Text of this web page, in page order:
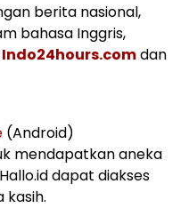
berita nasional,
bahasa Inggris,
Indo24hours.comdan
(Android)
mendapatkan aneka
dapat diakses
kasih.